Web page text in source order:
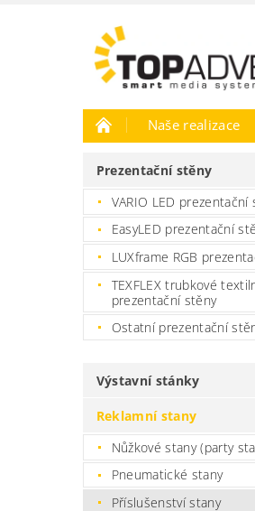
Naše realizace
Prezentační stěny
VARIO LED prezentační
EasyLED prezentační
LUXframe RGB
TEXFLEX trubkové
prezentační stěny
Ostatní prezentační
Výstavní stánky
Reklamní stany
Nůžkové stany (party
Pneumatické stany
Příslušenství stany